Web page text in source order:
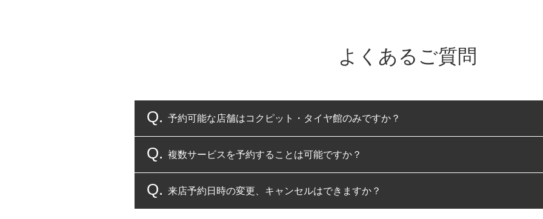
よくあるご質問
予約可能な店舗はコクピット・タイヤ館のみですか？
コクピット・タイヤ館のみとなります。
複数サービスを予約することは可能ですか？
複数サービスのご予約は可能です。
来店予約日時の変更、キャンセルはできますか？